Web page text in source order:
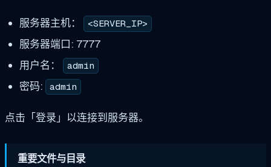
服务器主机： <SERVER_IP>
服务器端口: 7777
用户名：
admin
密码: admin
点击「登录」以连接到服务器。
重要文件与目录